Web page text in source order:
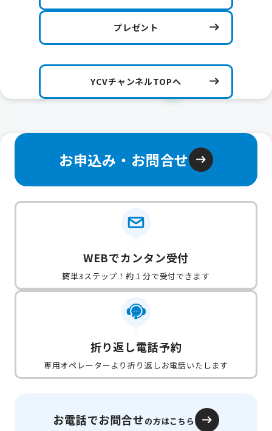
プレゼント
YCVチャンネルTOPへ
お申込み・お問合せ
WEBでカンタン受付
簡単3ステップ！約１分で受付できます
折り返し電話予約
専用オペレーターより折り返しお電話いたします
お電話でお問合せの方はこちら